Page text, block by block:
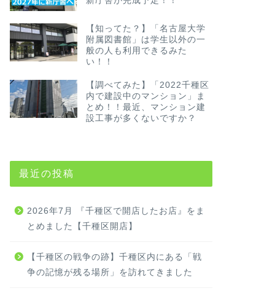
【知ってた？】「名古屋大学
附属図書館」は学生以外の一
般の人も利用できるみた
い！！
【調べてみた】「2022千種区
内で建設中のマンション」ま
とめ！！最近、マンション建
設工事が多くないですか？
最近の投稿
2026年7月 『千種区で開店したお店』をま
とめました【千種区開店】
【千種区の戦争の跡】千種区内にある「戦
争の記憶が残る場所」を訪れてきました